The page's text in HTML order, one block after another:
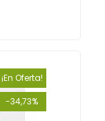
¡En Oferta!
-34,73%